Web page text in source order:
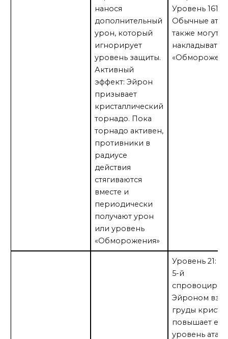
нанося
дополнительный
урон, который
игнорирует
уровень защиты.
Активный
эффект: Эйрон
призывает
кристаллический
торнадо. Пока
торнадо активен,
противники в
радиусе
действия
стягиваются
вместе и
периодически
получают урон
или уровень
«Обморожения»
Уровень 161:
Обычные
также могут
накладывать
Уровень 21:
5-й
Эйроном
груды
повышает его
уровень